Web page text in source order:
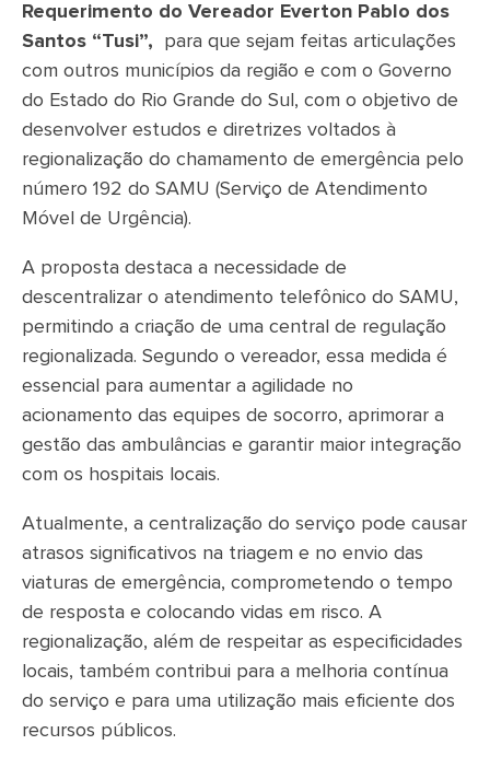
Requerimento do Vereador Everton Pablo dos
Santos “Tusi”,
para que sejam feitas articulações
com outros municípios da região e com o Governo
do Estado do Rio Grande do Sul, com o objetivo de
desenvolver estudos e diretrizes voltados à
regionalização do chamamento de emergência pelo
número 192 do SAMU (Serviço de Atendimento
Móvel de Urgência).
A proposta destaca a necessidade de
descentralizar o atendimento telefônico do SAMU,
permitindo a criação de uma central de regulação
regionalizada. Segundo o vereador, essa medida é
essencial para aumentar a agilidade no
acionamento das equipes de socorro, aprimorar a
gestão das ambulâncias e garantir maior integração
com os hospitais locais.
Atualmente, a centralização do serviço pode causar
atrasos significativos na triagem e no envio das
viaturas de emergência, comprometendo o tempo
de resposta e colocando vidas em risco. A
regionalização, além de respeitar as especificidades
locais, também contribui para a melhoria contínua
do serviço e para uma utilização mais eficiente dos
recursos públicos.